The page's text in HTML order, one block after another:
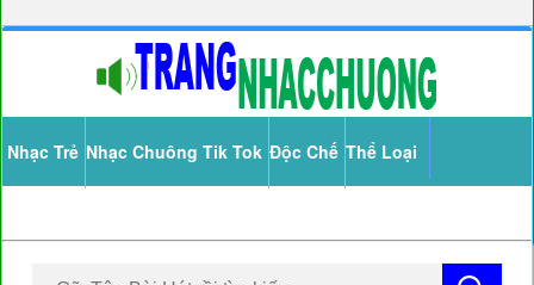
Nhạc Trẻ Nhạc Chuông Tik Tok Độc Chế Thể Loại